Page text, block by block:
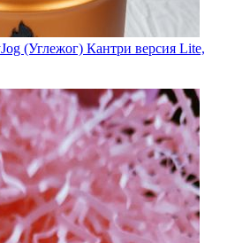
(Углежог) Кантри версия Lite,